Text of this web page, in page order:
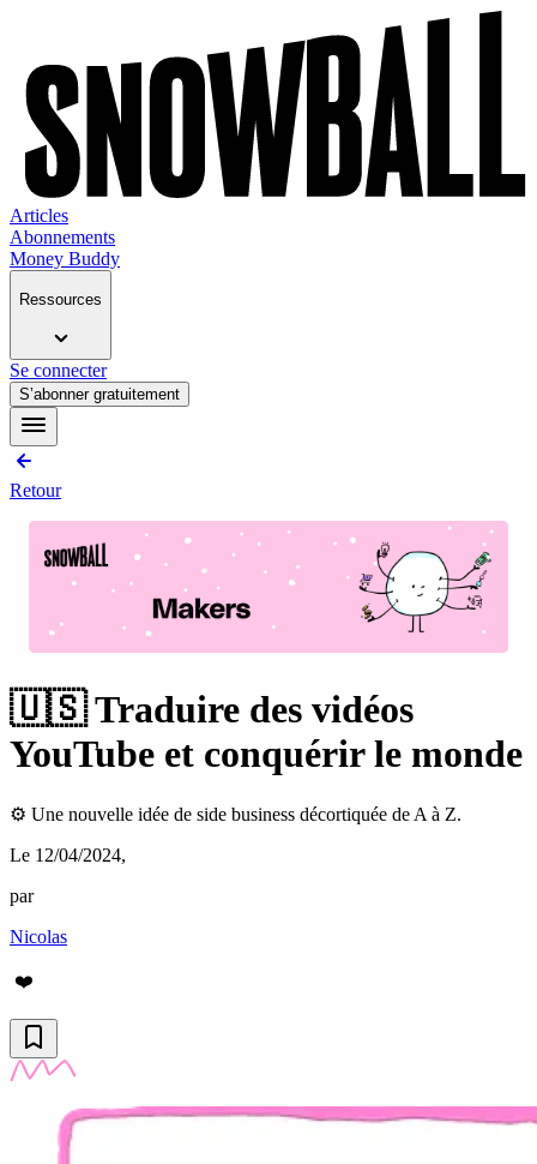
Articles
Abonnements
Money Buddy
Ressources
Se connecter
S’abonner gratuitement
Retour
🇺🇸 Traduire des vidéos
YouTube et conquérir le monde
⚙️ Une nouvelle idée de side business décortiquée de A à Z.
Le 12/04/2024,
par
Nicolas
❤️